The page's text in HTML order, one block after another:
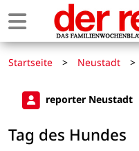
Startseite > Neustadt >
reporter Neustadt
Tag des Hundes